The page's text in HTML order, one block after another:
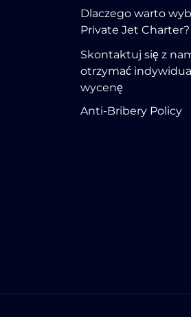
Dlaczego warto
Private Jet Charter?
Skontaktuj się z
otrzymać
wycenę
Anti-Bribery Policy